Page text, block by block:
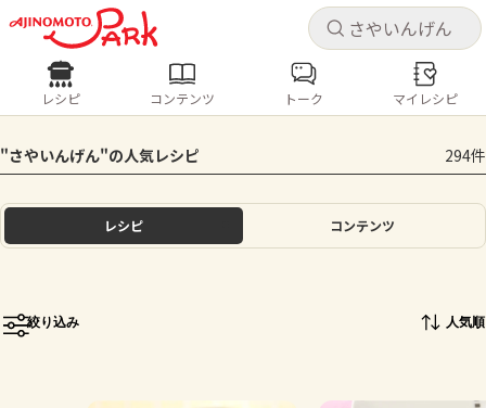
キャ
ログインするとレシピを保存できます
ログイン
ホーム
キャ
レシピ コンテンツ
人気の食材・レシピ
きゅうり なす トマト とうもろこし
ピーマン
レシピ コンテンツ トーク マイレシピ
"さやいんげん"の人気レシピ 294件
レシピ コンテンツ
絞り込み 人気順